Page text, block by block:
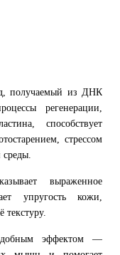
получаемый из ДНК
регенерации,
способствует
стрессом
выраженное
упругость кожи,
эффектом —